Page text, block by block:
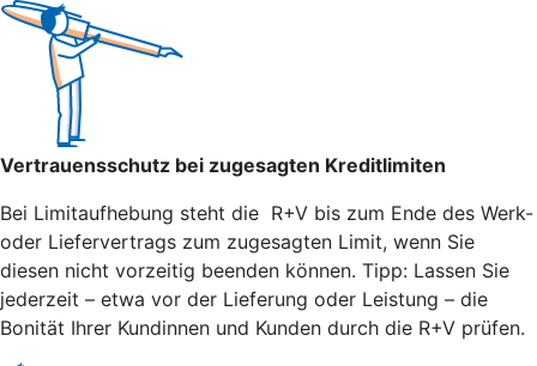
Vertrauensschutz bei zugesagten Kreditlimiten
Bei Limitaufhebung steht die R+V bis zum Ende des Werk-
oder Liefervertrags zum zugesagten Limit, wenn Sie
diesen nicht vorzeitig beenden können. Tipp: Lassen Sie
jederzeit – etwa vor der Lieferung oder Leistung – die
Bonität Ihrer Kundinnen und Kunden durch die R+V prüfen.